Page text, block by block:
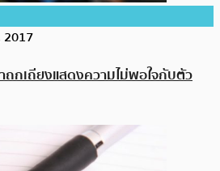
กเถียงแสดงความไม่พอใจกับตัว